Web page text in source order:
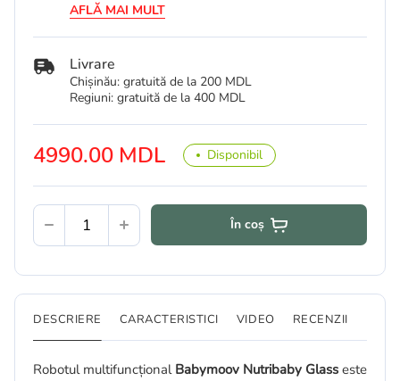
4990.00 MDL Disponibil
AFLĂ MAI MULT
Livrare
Chișinău: gratuită de la 200 MDL
Regiuni: gratuită de la 400 MDL
În coș
DESCRIERE CARACTERISTICI VIDEO RECENZII
Robotul multifuncțional Babymoov Nutribaby Glass este